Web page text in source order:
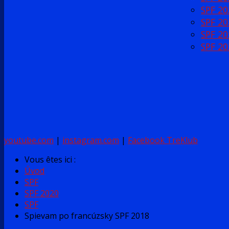
SPF
SPF
SPF
SPF
youtube.com | instagram.com | Facebook TreKlub
Vous êtes ici :
Úvod
SPF
SPF 2020
SPF
Spievam po francúzsky SPF 2018